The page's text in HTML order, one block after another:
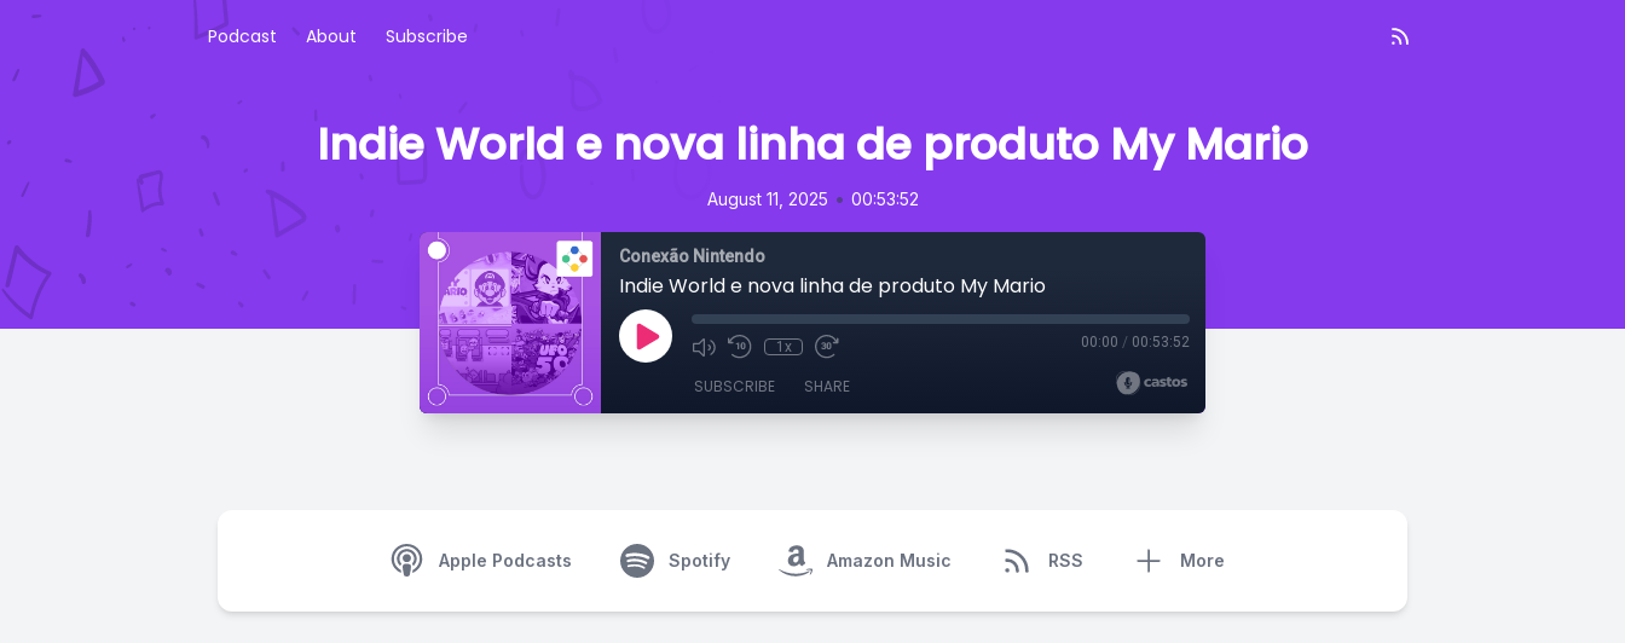
Podcast About Subscribe
Indie World e nova linha de produto My Mario
August 11, 2025 • 00:53:52
Conexão Nintendo
Indie World e nova linha de produto My Mario
1x 00:00 / 00:53:52
SUBSCRIBE SHARE
Apple Podcasts Spotify Amazon Music RSS More